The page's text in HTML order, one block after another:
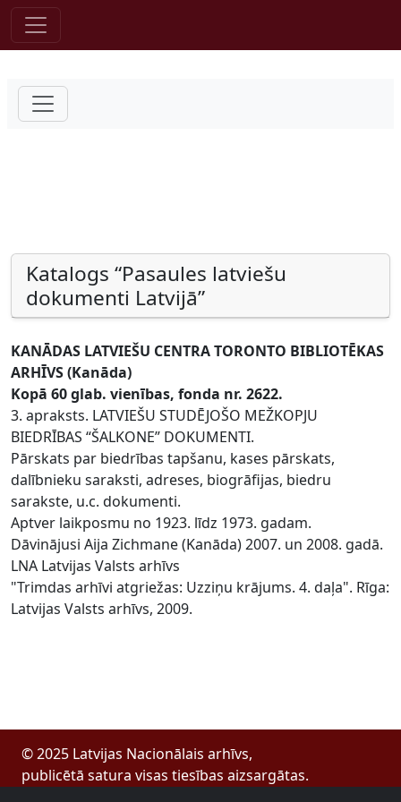
Pāriet uz saturu
Katalogs “Pasaules latviešu
dokumenti Latvijā”
KANĀDAS LATVIEŠU CENTRA TORONTO BIBLIOTĒKAS
ARHĪVS (Kanāda)
Kopā 60 glab. vienības, fonda nr. 2622.
3. apraksts. LATVIEŠU STUDĒJOŠO MEŽKOPJU
BIEDRĪBAS “ŠALKONE” DOKUMENTI.
Pārskats par biedrības tapšanu, kases pārskats,
dalībnieku saraksti, adreses, biogrāfijas, biedru
sarakste, u.c. dokumenti.
Aptver laikposmu no 1923. līdz 1973. gadam.
Dāvinājusi Aija Zichmane (Kanāda) 2007. un 2008. gadā.
LNA Latvijas Valsts arhīvs
"Trimdas arhīvi atgriežas: Uzziņu krājums. 4. daļa". Rīga:
Latvijas Valsts arhīvs, 2009.
© 2025 Latvijas Nacionālais arhīvs,
publicētā satura visas tiesības aizsargātas.